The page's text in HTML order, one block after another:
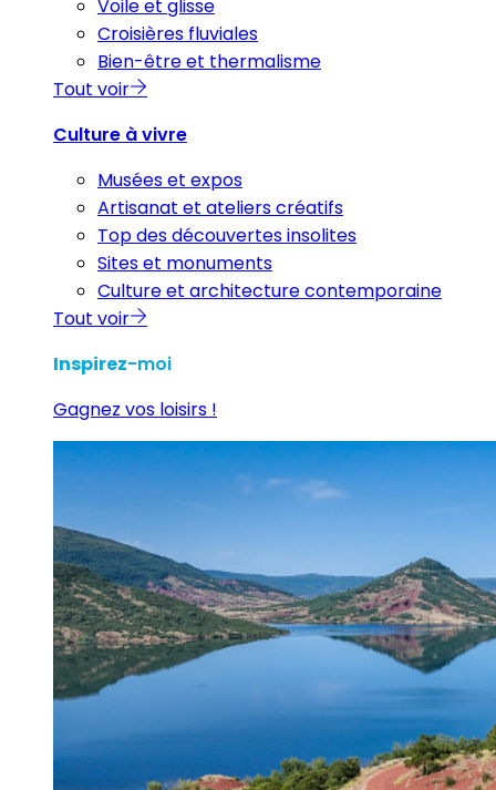
Voile et glisse
Croisières fluviales
Bien-être et thermalisme
Tout voir
Culture à vivre
Musées et expos
Artisanat et ateliers créatifs
Top des découvertes insolites
Sites et monuments
Culture et architecture contemporaine
Tout voir
Inspirez-moi
Gagnez vos loisirs !